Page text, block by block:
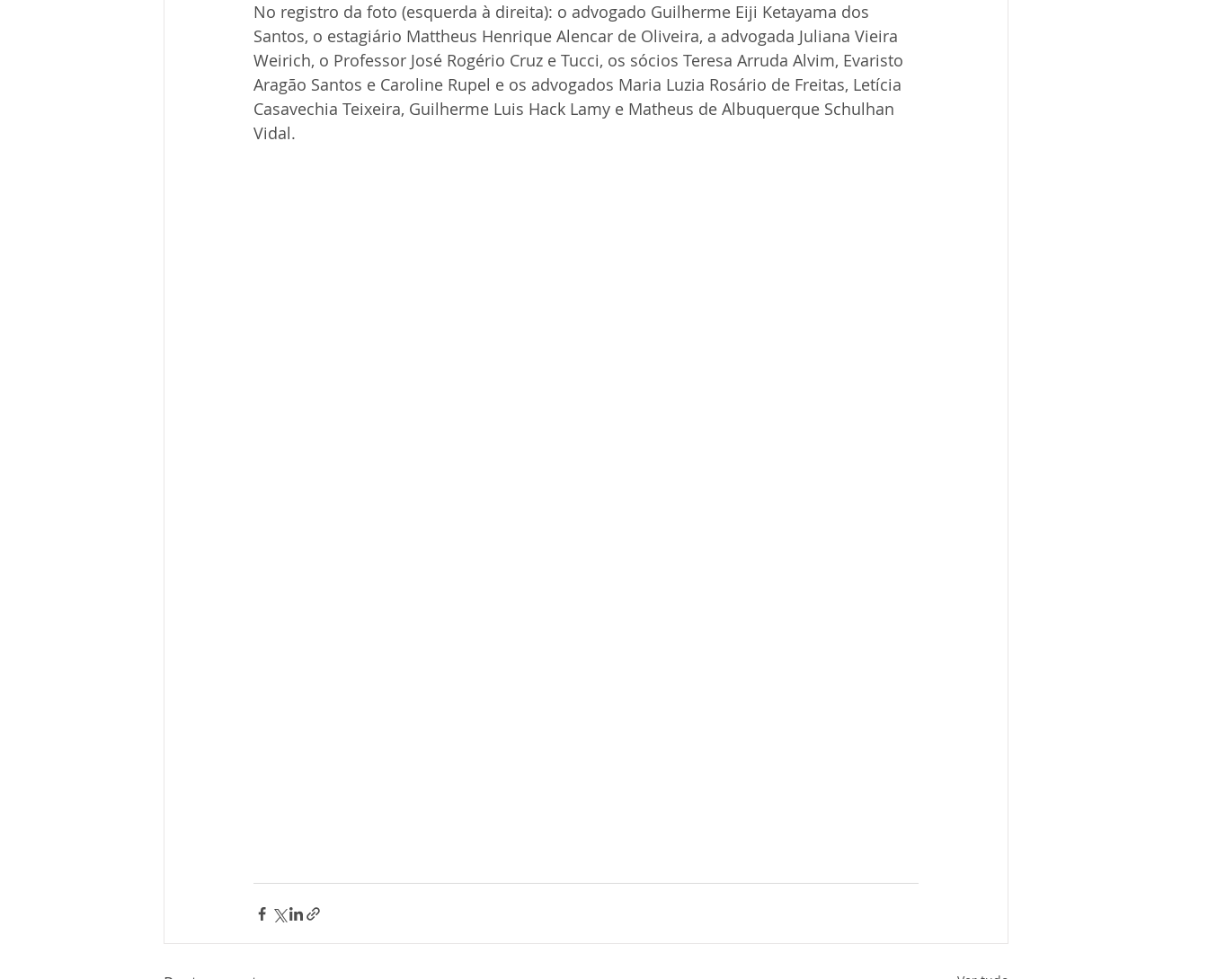
No registro da foto (esquerda à direita): o advogado Guilherme Eiji Ketayama dos
Santos, o estagiário Mattheus Henrique Alencar de Oliveira, a advogada Juliana Vieira
Weirich, o Professor José Rogério Cruz e Tucci, os sócios Teresa Arruda Alvim, Evaristo
Aragão Santos e Caroline Rupel e os advogados Maria Luzia Rosário de Freitas, Letícia
Casavechia Teixeira, Guilherme Luis Hack Lamy e Matheus de Albuquerque Schulhan
Vidal.